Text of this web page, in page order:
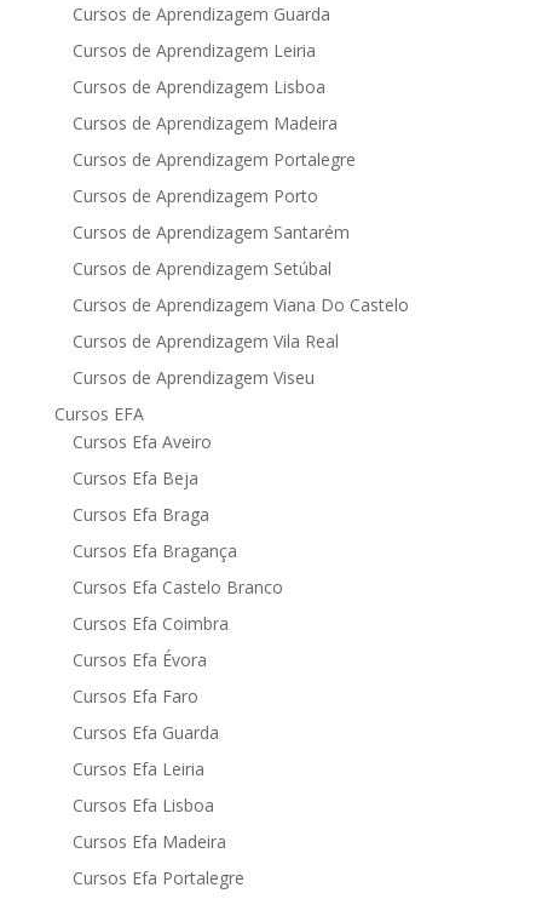
Cursos de Aprendizagem Guarda
Cursos de Aprendizagem Leiria
Cursos de Aprendizagem Lisboa
Cursos de Aprendizagem Madeira
Cursos de Aprendizagem Portalegre
Cursos de Aprendizagem Porto
Cursos de Aprendizagem Santarém
Cursos de Aprendizagem Setúbal
Cursos de Aprendizagem Viana Do Castelo
Cursos de Aprendizagem Vila Real
Cursos de Aprendizagem Viseu
Cursos EFA
Cursos Efa Aveiro
Cursos Efa Beja
Cursos Efa Braga
Cursos Efa Bragança
Cursos Efa Castelo Branco
Cursos Efa Coimbra
Cursos Efa Évora
Cursos Efa Faro
Cursos Efa Guarda
Cursos Efa Leiria
Cursos Efa Lisboa
Cursos Efa Madeira
Cursos Efa Portalegre